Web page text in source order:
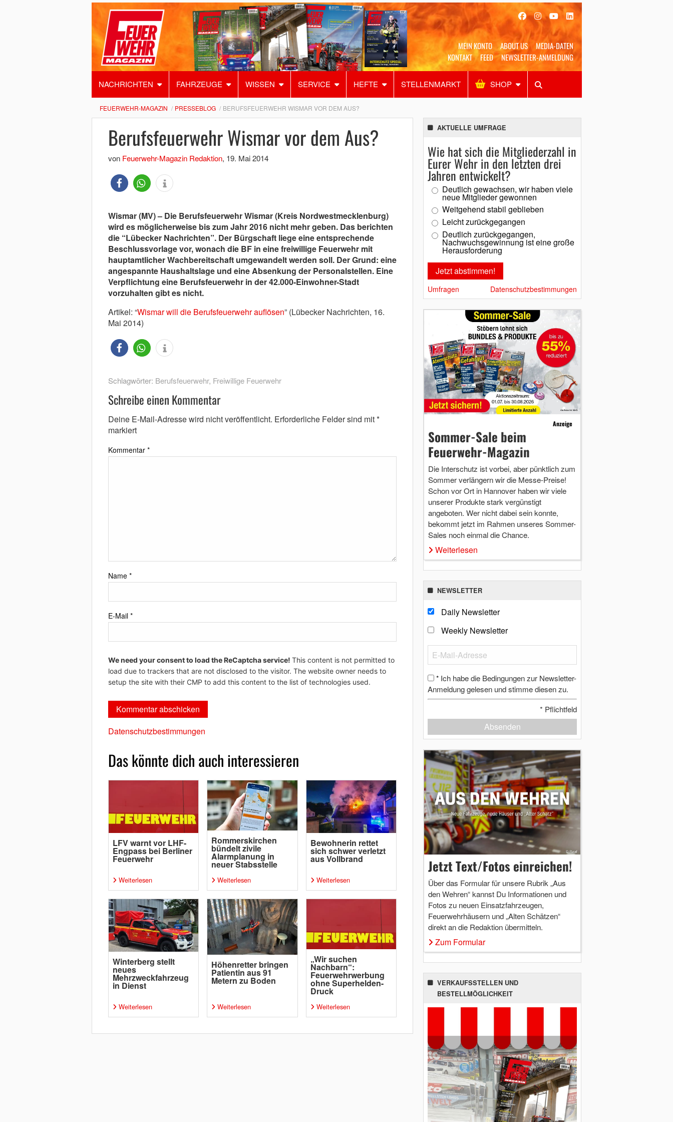
MEIN KONTO ABOUT US
MEDIA-DATEN
KONTAKT
FEED NEWSLETTER-ANMELDUNG
NACHRICHTEN FAHRZEUGE WISSEN SERVICE HEFTE STELLENMARKT SHOP
Alles Shop SUCHEN
FEUERWEHR-MAGAZIN PRESSEBLOG BERUFSFEUERWEHR WISMAR VOR DEM AUS?
Berufsfeuerwehr Wismar vor dem Aus?
von Feuerwehr-Magazin Redaktion, 19. Mai 2014
Wismar (MV) – Die Berufsfeuerwehr Wismar (Kreis Nordwestmecklenburg)
wird es möglicherweise bis zum Jahr 2016 nicht mehr geben. Das berichten
die “Lübecker Nachrichten”. Der Bürgschaft liege eine entsprechende
Beschlussvorlage vor, wonach die BF in eine freiwillige Feuerwehr mit
hauptamtlicher Wachbereitschaft umgewandelt werden soll. Der Grund: eine
angespannte Haushaltslage und eine Absenkung der Personalstellen. Eine
Verpflichtung eine Berufsfeuerwehr in der 42.000-Einwohner-Stadt
vorzuhalten gibt es nicht.
Artikel: “Wismar will die Berufsfeuerwehr auflösen” (Lübecker Nachrichten, 16.
Mai 2014)
Schlagwörter: Berufsfeuerwehr, Freiwillige Feuerwehr
Schreibe einen Kommentar
Deine E-Mail-Adresse wird nicht veröffentlicht. Erforderliche Felder sind mit*
markiert
Kommentar *
Name *
E-Mail *
We need your consent to load the ReCaptcha service! This content is not permitted to
load due to trackers that are not disclosed to the visitor. The website owner needs to
setup the site with their CMP to add this content to the list of technologies used.
Datenschutzbestimmungen
Das könnte dich auch interessieren
LFV warnt vor LHF-
Engpass bei Berliner
Feuerwehr
Weiterlesen
Rommerskirchen
bündelt zivile
Alarmplanung in
neuer Stabsstelle
Weiterlesen
Bewohnerin rettet
sich schwer verletzt
aus Vollbrand
Weiterlesen
Winterberg stellt
neues
Mehrzweckfahrzeug
in Dienst
Weiterlesen
Höhenretter bringen
Patientin aus 91
Metern zu Boden
Weiterlesen
„Wir suchen
Nachbarn“:
Feuerwehrwerbung
ohne Superhelden-
Druck
Weiterlesen
AKTUELLE UMFRAGE
Wie hat sich die Mitgliederzahl in
Eurer Wehr in den letzten drei
Jahren entwickelt?
Deutlich gewachsen, wir haben viele
neue Mitglieder gewonnen
Weitgehend stabil geblieben
Leicht zurückgegangen
Deutlich zurückgegangen,
Nachwuchsgewinnung ist eine große
Herausforderung
Umfragen Datenschutzbestimmungen
Anzeige
Sommer-Sale beim
Feuerwehr-Magazin
Die Interschutz ist vorbei, aber pünktlich zum
Sommer verlängern wir die Messe-Preise!
Schon vor Ort in Hannover haben wir viele
unserer Produkte stark vergünstigt
angeboten. Wer nicht dabei sein konnte,
bekommt jetzt im Rahmen unseres Sommer-
Sales noch einmal die Chance.
Weiterlesen
NEWSLETTER
Daily Newsletter
Weekly Newsletter
* Ich habe die Bedingungen zur Newsletter-
Anmeldung gelesen und stimme diesen zu.
* Pflichtfeld
Absenden
Jetzt Text/Fotos einreichen!
Über das Formular für unsere Rubrik „Aus
den Wehren“ kannst Du Informationen und
Fotos zu neuen Einsatzfahrzeugen,
Feuerwehrhäusern und „Alten Schätzen“
direkt an die Redaktion übermitteln.
Zum Formular
VERKAUFSSTELLEN UND
BESTELLMÖGLICHKEIT